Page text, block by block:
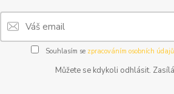
Souhlasím se zpracováním osobních údajů
Můžete se kdykoli odhlásit.